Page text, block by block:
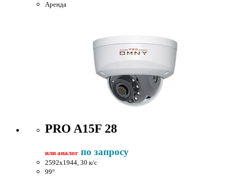
Аренда
PRO A15F 28
или аналог по запросу
2592x1944, 30 к/c
99°